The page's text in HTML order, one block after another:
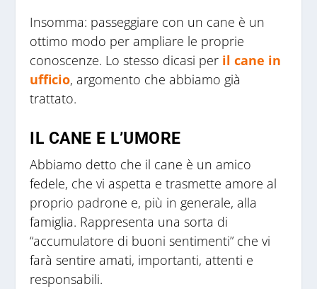
Insomma: passeggiare con un cane è un
ottimo modo per ampliare le proprie
conoscenze. Lo stesso dicasi per il cane in
ufficio, argomento che abbiamo già
trattato.
IL CANE E L’UMORE
Abbiamo detto che il cane è un amico
fedele, che vi aspetta e trasmette amore al
proprio padrone e, più in generale, alla
famiglia. Rappresenta una sorta di
“accumulatore di buoni sentimenti” che vi
farà sentire amati, importanti, attenti e
responsabili.